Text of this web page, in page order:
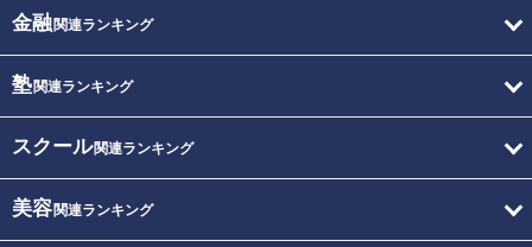
金融関連ランキング
塾関連ランキング
スクール関連ランキング
美容関連ランキング